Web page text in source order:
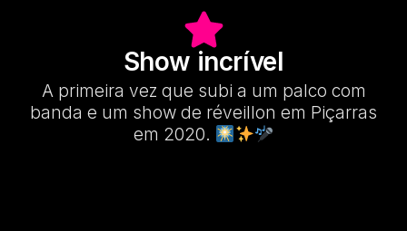
Show incrível
A primeira vez que subi a um palco com
banda e um show de réveillon em Piçarras
em 2020.